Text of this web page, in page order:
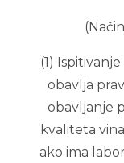
(1)
obavlja
obavljanje
kvaliteta
ako ima